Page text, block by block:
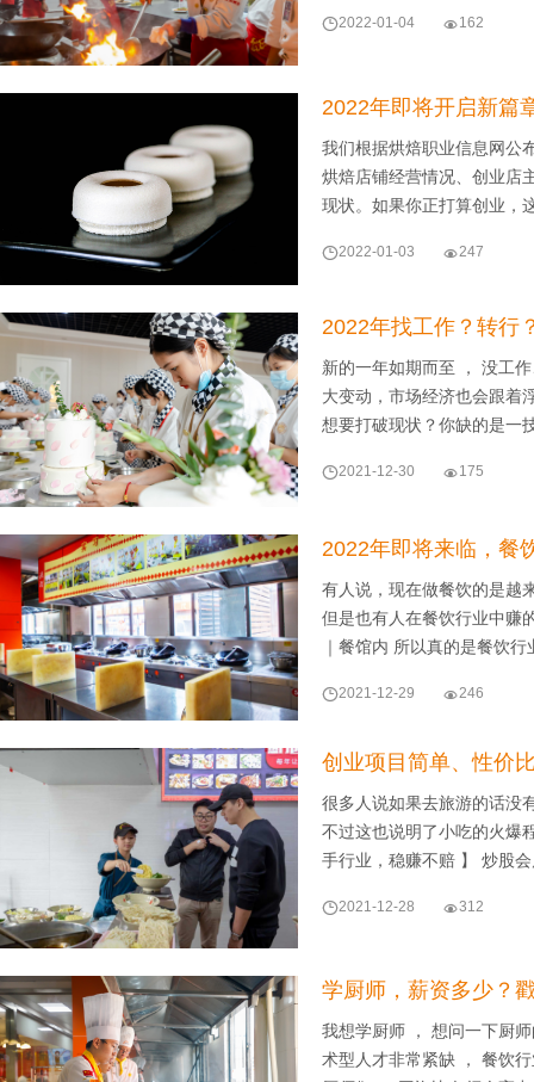
2022-01-04 162
2022年即将开启新篇
我们根据烘焙职业信息网公
烘焙店铺经营情况、创业店
现状。如果你正打算创业
2022-01-03 247
2022年找工作？转行
新的一年如期而至 ， 没工
大变动，市场经济也会跟着
想要打破现状？你缺的是
2021-12-30 175
2022年即将来临，餐
有人说，现在做餐饮的是越
但是也有人在餐饮行业中赚
｜餐馆内 所以真的是餐饮
2021-12-29 246
创业项目简单、性价
很多人说如果去旅游的话没
不过这也说明了小吃的火爆
手行业，稳赚不赔 】 炒股
2021-12-28 312
学厨师，薪资多少？
我想学厨师 ， 想问一下厨
术型人才非常紧缺 ， 餐饮